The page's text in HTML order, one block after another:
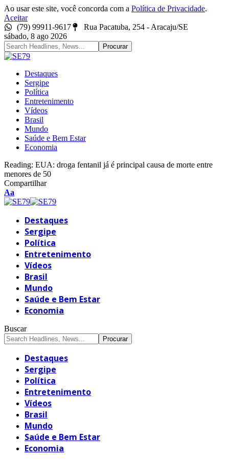
Ao usar este site, você concorda com a Política de Privacidade.
Aceitar
(79) 99911-9617
Rua Pacatuba, 254 - Aracaju/SE
sábado, 8 ago 2026
Destaques
Sergipe
Política
Entretenimento
Vídeos
Brasil
Mundo
Saúde e Bem Estar
Economia
Reading: EUA: droga fentanil já é principal causa de morte entre
menores de 50
Compartilhar
Font
Resizer
Aa
Destaques
Sergipe
Política
Entretenimento
Vídeos
Brasil
Mundo
Saúde e Bem Estar
Economia
Buscar
Destaques
Sergipe
Política
Entretenimento
Vídeos
Brasil
Mundo
Saúde e Bem Estar
Economia